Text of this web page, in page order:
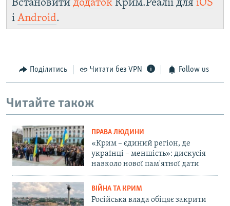
Встановити додаток Крим.Реалії для iOS
і Android.
Поділитись Читати без VPN Follow us
Читайте також
ПРАВА ЛЮДИНИ
«Крим – єдиний регіон, де
українці – меншість»: дискусія
навколо нової пам'ятної дати
ВІЙНА ТА КРИМ
Російська влада обіцяє закрити